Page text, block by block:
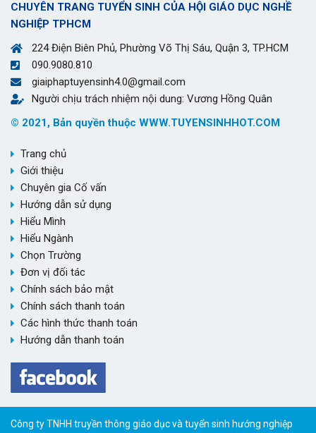
CHUYÊN TRANG TUYỂN SINH CỦA HỘI GIÁO DỤC NGHỀ
NGHIỆP TPHCM
224 Điện Biên Phủ, Phường Võ Thị Sáu, Quận 3, TP.HCM
090.9080.810
giaiphaptuyensinh4.0@gmail.com
Người chịu trách nhiệm nội dung: Vương Hồng Quân
© 2021, Bản quyền thuộc WWW.TUYENSINHHOT.COM
Trang chủ
Giới thiệu
Chuyên gia Cố vấn
Hướng dẫn sử dụng
Hiểu Mình
Hiểu Ngành
Chọn Trường
Đơn vị đối tác
Chính sách bảo mật
Chính sách thanh toán
Các hình thức thanh toán
Hướng dẫn thanh toán
Công ty TNHH truyền thông giáo dục và tuyển sinh hướng nghiệp